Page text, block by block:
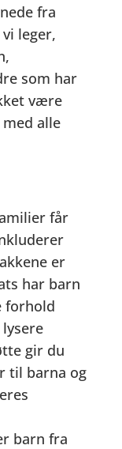
fra
leger,
som har
være
alle
får
er
har barn
forhold
gir du
til barna og
barn fra